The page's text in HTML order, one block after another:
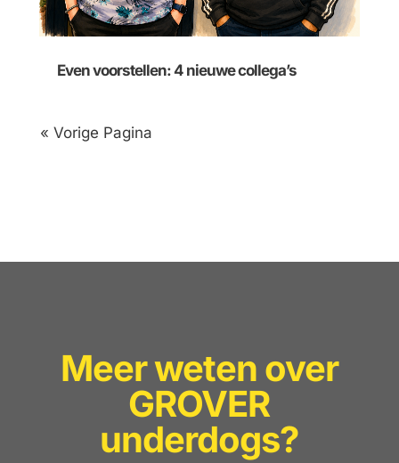
Even voorstellen: 4 nieuwe collega’s
« Vorige Pagina
Meer weten over
GROVER
underdogs?